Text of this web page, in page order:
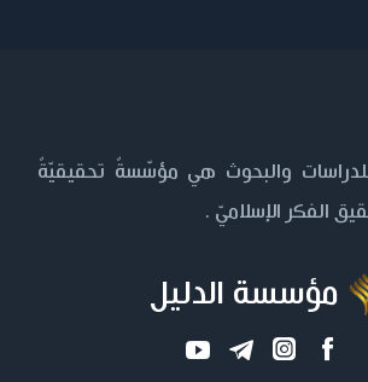
والبحوث هي مؤسّسةٌ تحقيقيّةٌ
الفكر الإسلاميّ .
مؤسسة الدليل